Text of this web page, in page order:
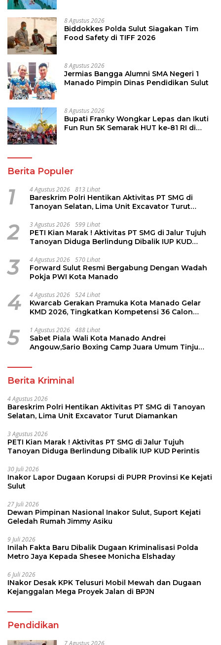
8 Agustus 2026
Biddokkes Polda Sulut Siagakan Tim
Food Safety di TIFF 2026
8 Agustus 2026
Jermias Bangga Alumni SMA Negeri 1
Manado Pimpin Dinas Pendidikan Sulut
8 Agustus 2026
Bupati Franky Wongkar Lepas dan Ikuti
Fun Run 5K Semarak HUT ke-81 RI di
Berita Populer
1 4 Agustus 2026 813 Lihat
Bareskrim Polri Hentikan Aktivitas PT SMG di
Tanoyan Selatan, Lima Unit Excavator Turut
2 3 Agustus 2026 599 Lihat
PETI Kian Marak ! Aktivitas PT SMG di Jalur Tujuh
Tanoyan Diduga Berlindung Dibalik IUP KUD
3 4 Agustus 2026 570 Lihat
Forward Sulut Resmi Bergabung Dengan Wadah
Pokja PWI Kota Manado
4 4 Agustus 2026 524 Lihat
Kwarcab Gerakan Pramuka Kota Manado Gelar
KMD 2026, Tingkatkan Kompetensi 36 Calon
5 1 Agustus 2026 488 Lihat
Sabet Piala Wali Kota Manado Andrei
Angouw,Sario Boxing Camp Juara Umum Tinju
Berita Kriminal
4 Agustus 2026
Bareskrim Polri Hentikan Aktivitas PT SMG di Tanoyan
Selatan, Lima Unit Excavator Turut Diamankan
3 Agustus 2026
PETI Kian Marak ! Aktivitas PT SMG di Jalur Tujuh
Tanoyan Diduga Berlindung Dibalik IUP KUD Perintis
30 Juli 2026
Inakor Lapor Dugaan Korupsi di PUPR Provinsi Ke Kejati
Sulut
27 Juli 2026
Dewan Pimpinan Nasional Inakor Sulut, Suport Kejati
Geledah Rumah Jimmy Asiku
9 Juli 2026
Inilah Fakta Baru Dibalik Dugaan Kriminalisasi Polda
Metro Jaya Kepada Shesee Monicha Elshaday
6 Juli 2026
INakor Desak KPK Telusuri Mobil Mewah dan Dugaan
Kejanggalan Mega Proyek Jalan di BPJN
Pendidikan